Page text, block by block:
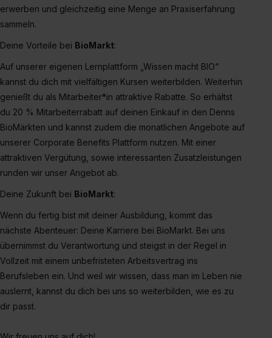
erwerben und gleichzeitig eine Menge an Praxiserfahrung
sammeln.
Deine Vorteile bei BioMarkt:
Auf unserer eigenen Lernplattform „Wissen macht BIO“
kannst du dich mit vielfältigen Kursen weiterbilden. Weiterhin
genießt du als Mitarbeiter*in attraktive Rabatte. So erhältst
du 20 % Mitarbeiterrabatt auf deinen Einkauf in den Denns
BioMärkten und kannst zudem die monatlichen Angebote auf
unserer Corporate Benefits Plattform nutzen. Mit einer
attraktiven Vergütung, sowie interessanten Zusatzleistungen
runden wir unser Angebot ab.
Deine Zukunft bei BioMarkt:
Wenn du fertig bist mit deiner Ausbildung, kommt das
nächste Abenteuer: Deine Karriere bei BioMarkt. Bei uns
übernimmst du Verantwortung und steigst in der Regel in
Vollzeit mit einem unbefristeten Arbeitsvertrag ins
Berufsleben ein. Und weil wir wissen, dass man im Leben nie
auslernt, kannst du dich bei uns so weiterbilden, wie es zu
dir passt.